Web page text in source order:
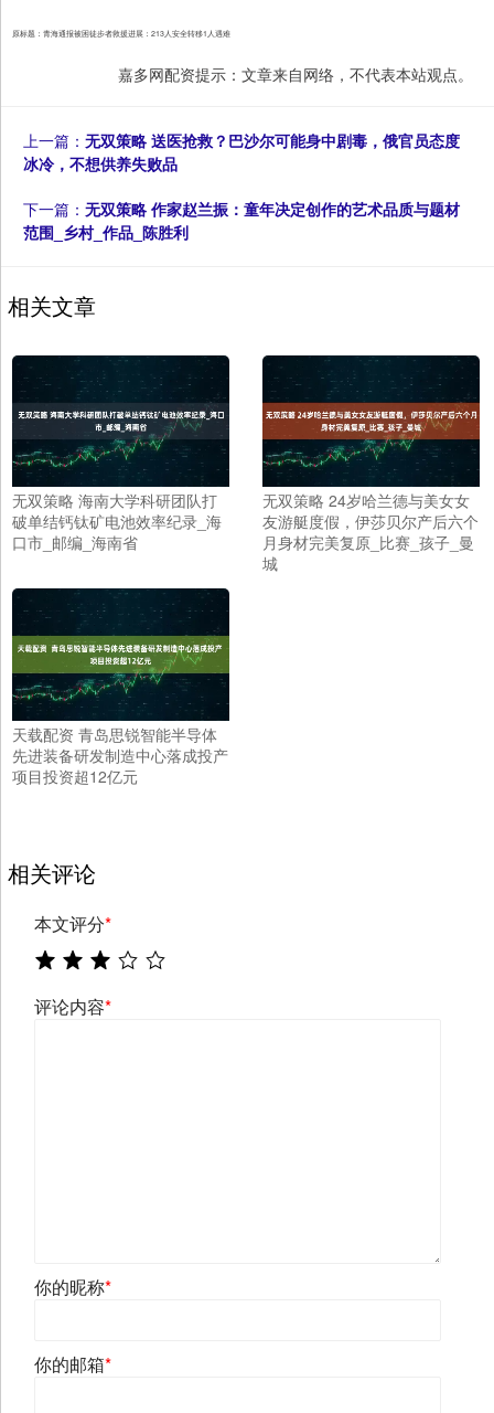
原标题：青海通报被困徒步者救援进展：213人安全转移1人遇难
嘉多网配资提示：文章来自网络，不代表本站观点。
上一篇： 无双策略 送医抢救？巴沙尔可能身中剧毒，俄官员态度
冰冷，不想供养失败品
下一篇： 无双策略 作家赵兰振：童年决定创作的艺术品质与题材
范围_乡村_作品_陈胜利
相关文章
无双策略 海南大学科研团队打
破单结钙钛矿电池效率纪录_海
口市_邮编_海南省
无双策略 24岁哈兰德与美女女
友游艇度假，伊莎贝尔产后六个
月身材完美复原_比赛_孩子_曼
城
天载配资 青岛思锐智能半导体
先进装备研发制造中心落成投产
项目投资超12亿元
相关评论
本文评分*
评论内容*
你的昵称*
你的邮箱*